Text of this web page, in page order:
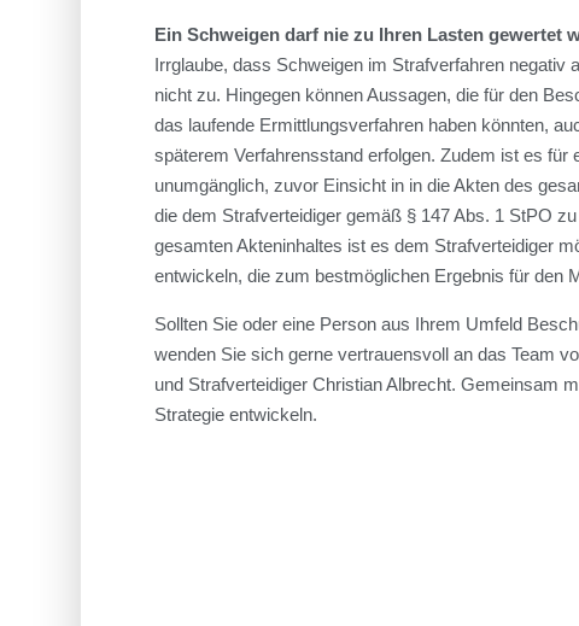
Ein Schweigen darf nie zu Ihren Lasten gewertet
Irrglaube, dass Schweigen im Strafverfahren negativ
nicht zu. Hingegen können Aussagen, die für den
das laufende Ermittlungsverfahren haben könnten,
späterem Verfahrensstand erfolgen. Zudem ist es für
unumgänglich, zuvor Einsicht in in die Akten des
die dem Strafverteidiger gemäß § 147 Abs. 1 StPO
gesamten Akteninhaltes ist es dem Strafverteidiger
entwickeln, die zum bestmöglichen Ergebnis für den
Sollten Sie oder eine Person aus Ihrem Umfeld
wenden Sie sich gerne vertrauensvoll an das Team
und Strafverteidiger Christian Albrecht. Gemeinsam
Strategie entwickeln.